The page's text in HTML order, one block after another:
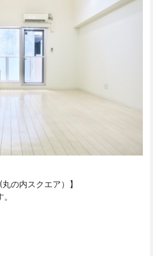
の内スクエア）】